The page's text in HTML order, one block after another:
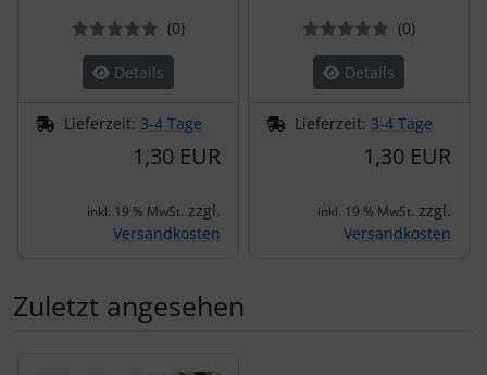
(0Bewertungen
)
Details
Lieferzeit: 3-4 Tage
1,30 EUR
inkl. 19 % MwSt. zzgl.
Versandkosten
(0)
Details
Lieferzeit: 3-4 Tage
1,30 EUR
inkl. 19 % MwSt. zzgl.
Versandkosten
Zuletzt angesehen